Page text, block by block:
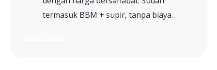
termasuk BBM + supir, tanpa biaya…